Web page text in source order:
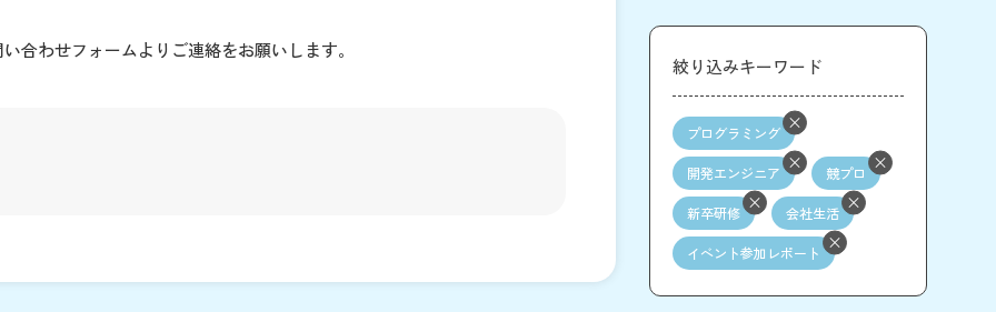
合わせフォームよりご連絡をお願いします。
絞り込みキーワード
プログラミング
開発エンジニア 競プロ
新卒研修 会社生活
イベント参加レポート